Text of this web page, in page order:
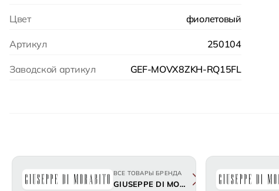
Цвет фиолетовый
Артикул 250104
Заводской артикул GEF-MOVX8ZKH-RQ15FL
ВСЕ ТОВАРЫ БРЕНДА
GIUSEPPE DI MORABITO